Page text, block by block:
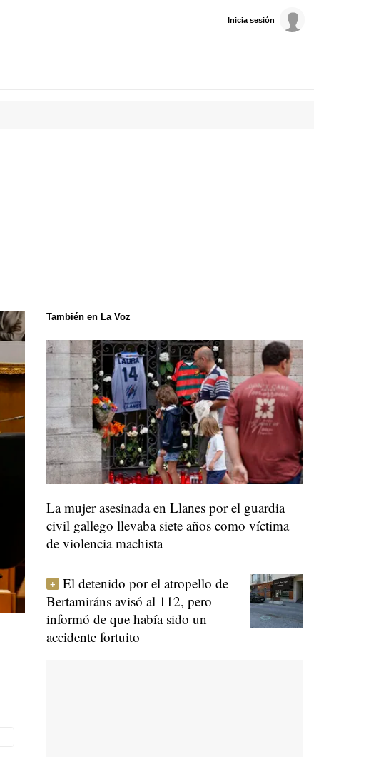
Inicia sesión
También en La Voz
La mujer asesinada en Llanes por el guardia
civil gallego llevaba siete años como víctima
de violencia machista
El detenido por el atropello de
Bertamiráns avisó al 112, pero
informó de que había sido un
accidente fortuito